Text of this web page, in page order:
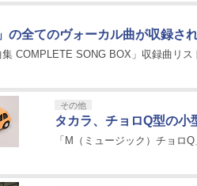
の全てのヴォーカル曲が収録さ
集 COMPLETE SONG BOX」収録曲リス
その他
タカラ、チョロQ型の小
「M（ミュージック）チョロ